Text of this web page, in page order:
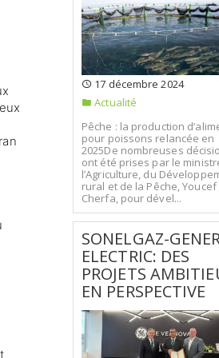
17 décembre 2024
Actualité
Pêche : la production
pour poissons relancée en
2025De nombreuses
ont été prises par le
l’Agriculture, du
rural et de la Pêche, Youcef
Cherfa, pour dével...
SONELGAZ-
ELECTRIC: DES
PROJETS
EN PERSPECTIVE